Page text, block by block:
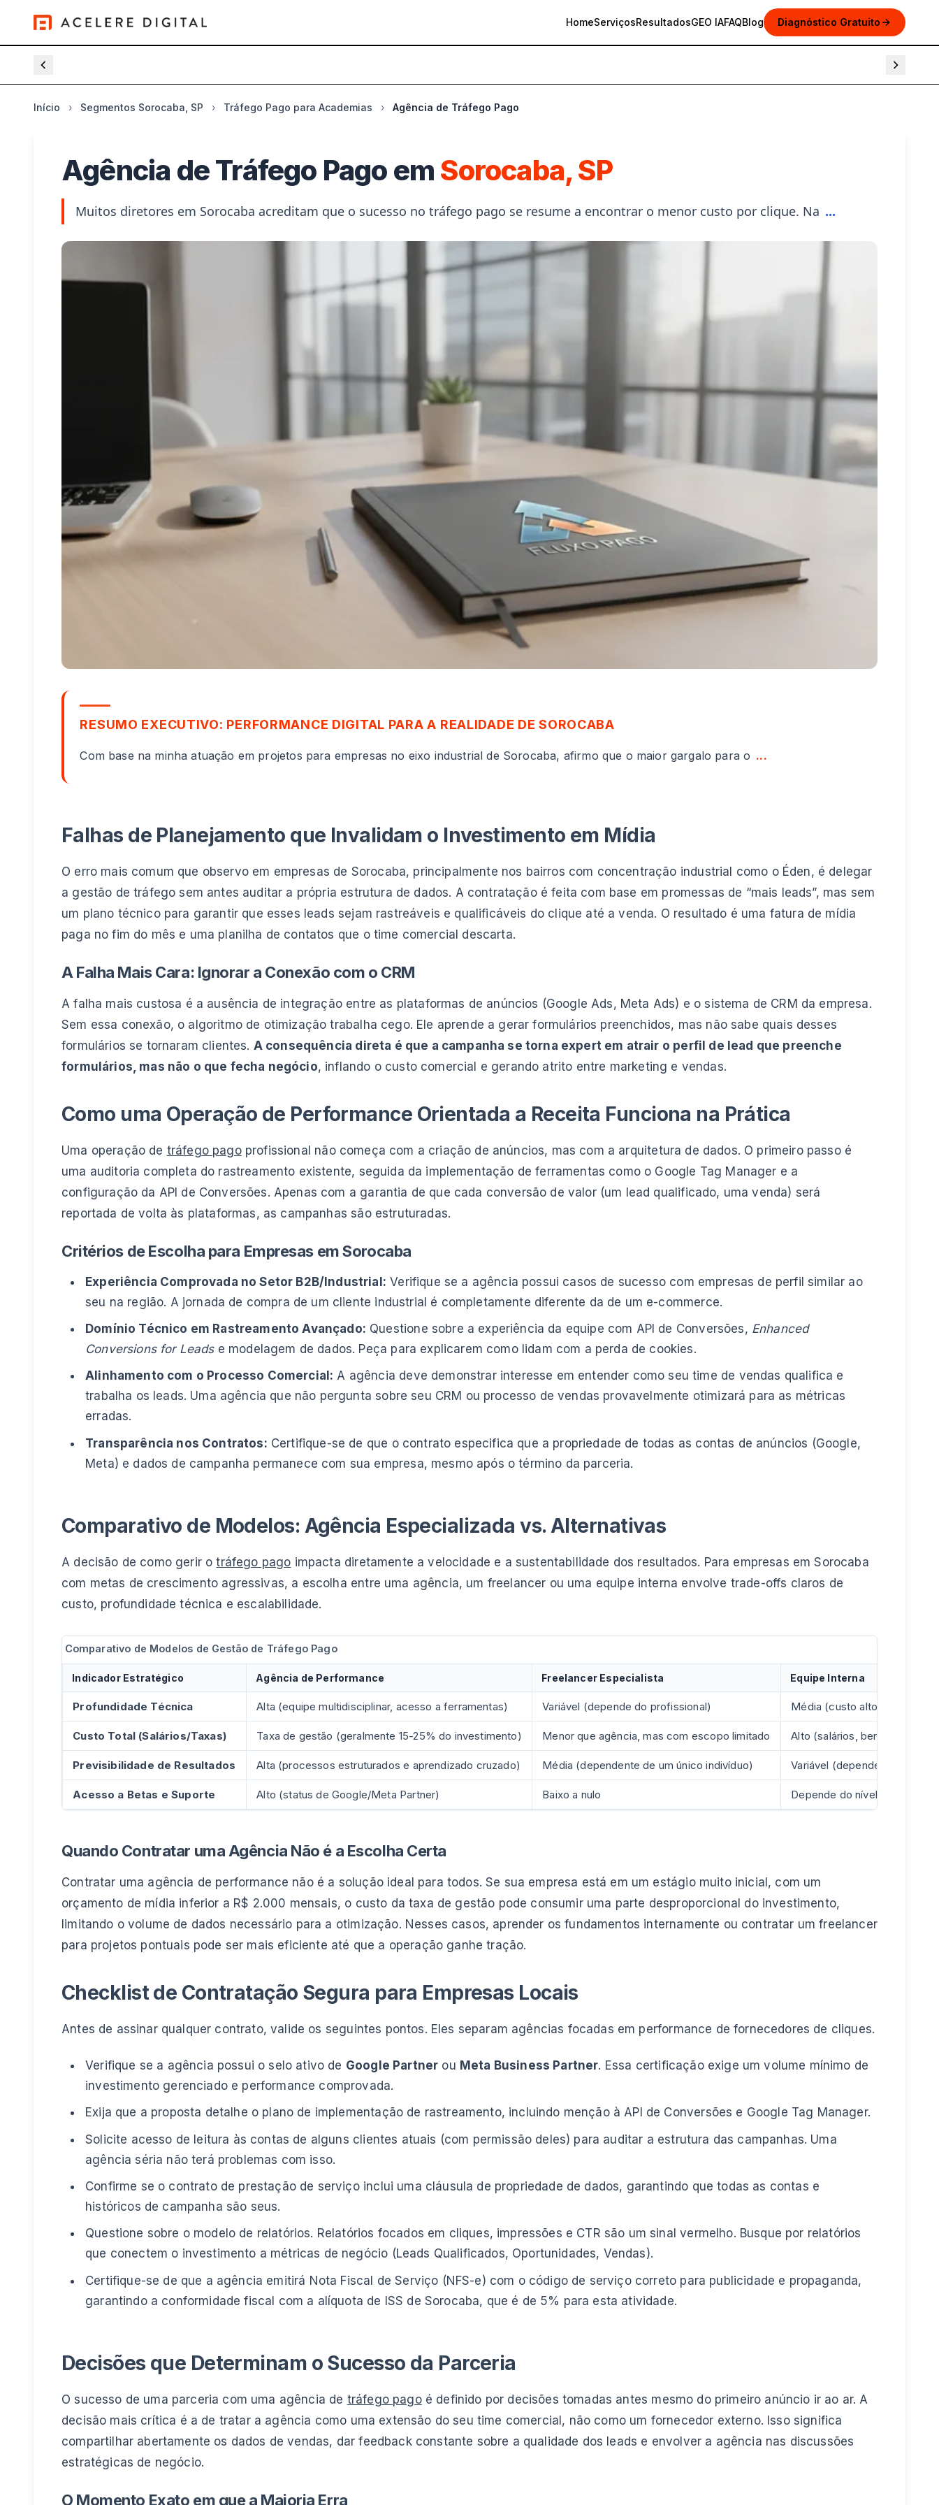
HomeServiçosResultadosGEO IAFAQBlog Diagnóstico Gratuito
Início › Segmentos Sorocaba, SP › Tráfego Pago para Academias › Agência de Tráfego Pago
Agência de Tráfego Pago em Sorocaba, SP
Muitos diretores em Sorocaba acreditam que o sucesso no tráfego pago se resume a encontrar o menor custo por clique. Na ...
RESUMO EXECUTIVO: PERFORMANCE DIGITAL PARA A REALIDADE DE SOROCABA
Com base na minha atuação em projetos para empresas no eixo industrial de Sorocaba, afirmo que o maior gargalo para o ...
Falhas de Planejamento que Invalidam o Investimento em Mídia
O erro mais comum que observo em empresas de Sorocaba, principalmente nos bairros com concentração industrial como o Éden, é delegar
a gestão de tráfego sem antes auditar a própria estrutura de dados. A contratação é feita com base em promessas de “mais leads”, mas sem
um plano técnico para garantir que esses leads sejam rastreáveis e qualificáveis do clique até a venda. O resultado é uma fatura de mídia
paga no fim do mês e uma planilha de contatos que o time comercial descarta.
A Falha Mais Cara: Ignorar a Conexão com o CRM
A falha mais custosa é a ausência de integração entre as plataformas de anúncios (Google Ads, Meta Ads) e o sistema de CRM da empresa.
Sem essa conexão, o algoritmo de otimização trabalha cego. Ele aprende a gerar formulários preenchidos, mas não sabe quais desses
formulários se tornaram clientes. A consequência direta é que a campanha se torna expert em atrair o perfil de lead que preenche
formulários, mas não o que fecha negócio, inflando o custo comercial e gerando atrito entre marketing e vendas.
Como uma Operação de Performance Orientada a Receita Funciona na Prática
Uma operação de tráfego pagoprofissional não começa com a criação de anúncios, mas com a arquitetura de dados. O primeiro passo é
uma auditoria completa do rastreamento existente, seguida da implementação de ferramentas como o Google Tag Manager e a
configuração da API de Conversões. Apenas com a garantia de que cada conversão de valor (um lead qualificado, uma venda) será
reportada de volta às plataformas, as campanhas são estruturadas.
Critérios de Escolha para Empresas em Sorocaba
Experiência Comprovada no Setor B2B/Industrial: Verifique se a agência possui casos de sucesso com empresas de perfil similar ao
seu na região. A jornada de compra de um cliente industrial é completamente diferente da de um e-commerce.
Domínio Técnico em Rastreamento Avançado: Questione sobre a experiência da equipe com API de Conversões, Enhanced
Conversions for Leadse modelagem de dados. Peça para explicarem como lidam com a perda de cookies.
Alinhamento com o Processo Comercial: A agência deve demonstrar interesse em entender como seu time de vendas qualifica e
trabalha os leads. Uma agência que não pergunta sobre seu CRM ou processo de vendas provavelmente otimizará para as métricas
erradas.
Transparência nos Contratos: Certifique-se de que o contrato especifica que a propriedade de todas as contas de anúncios (Google,
Meta) e dados de campanha permanece com sua empresa, mesmo após o término da parceria.
Comparativo de Modelos: Agência Especializada vs. Alternativas
A decisão de como gerir otráfego pago impacta diretamente a velocidade e a sustentabilidade dos resultados. Para empresas em Sorocaba
com metas de crescimento agressivas, a escolha entre uma agência, um freelancer ou uma equipe interna envolve trade-offs claros de
custo, profundidade técnica e escalabilidade.
Comparativo de Modelos de Gestão de Tráfego Pago
Indicador Estratégico Agência de Performance Freelancer Especialista Equipe Interna
Profundidade Técnica Alta (equipe multidisciplinar, acesso a ferramentas) Variável (depende do profissional) Média (custo alto para
Custo Total (Salários/Taxas) Taxa de gestão (geralmente 15-25% do investimento) Menor que agência, mas com escopo limitado Alto (salários, benefícios,
Previsibilidade de Resultados Alta (processos estruturados e aprendizado cruzado) Média (dependente de um único indivíduo) Variável (depende da
Acesso a Betas e Suporte Alto (status de Google/Meta Partner) Baixo a nulo Depende do nível de
Quando Contratar uma Agência Não é a Escolha Certa
Contratar uma agência de performance não é a solução ideal para todos. Se sua empresa está em um estágio muito inicial, com um
orçamento de mídia inferior a R$ 2.000 mensais, o custo da taxa de gestão pode consumir uma parte desproporcional do investimento,
limitando o volume de dados necessário para a otimização. Nesses casos, aprender os fundamentos internamente ou contratar um freelancer
para projetos pontuais pode ser mais eficiente até que a operação ganhe tração.
Checklist de Contratação Segura para Empresas Locais
Antes de assinar qualquer contrato, valide os seguintes pontos. Eles separam agências focadas em performance de fornecedores de cliques.
Verifique se a agência possui o selo ativo de Google Partner ou Meta Business Partner. Essa certificação exige um volume mínimo de
investimento gerenciado e performance comprovada.
Exija que a proposta detalhe o plano de implementação de rastreamento, incluindo menção à API de Conversões e Google Tag Manager.
Solicite acesso de leitura às contas de alguns clientes atuais (com permissão deles) para auditar a estrutura das campanhas. Uma
agência séria não terá problemas com isso.
Confirme se o contrato de prestação de serviço inclui uma cláusula de propriedade de dados, garantindo que todas as contas e
históricos de campanha são seus.
Questione sobre o modelo de relatórios. Relatórios focados em cliques, impressões e CTR são um sinal vermelho. Busque por relatórios
que conectem o investimento a métricas de negócio (Leads Qualificados, Oportunidades, Vendas).
Certifique-se de que a agência emitirá Nota Fiscal de Serviço (NFS-e) com o código de serviço correto para publicidade e propaganda,
garantindo a conformidade fiscal com a alíquota de ISS de Sorocaba, que é de 5% para esta atividade.
Decisões que Determinam o Sucesso da Parceria
O sucesso de uma parceria com uma agência de tráfego pagoé definido por decisões tomadas antes mesmo do primeiro anúncio ir ao ar. A
decisão mais crítica é a de tratar a agência como uma extensão do seu time comercial, não como um fornecedor externo. Isso significa
compartilhar abertamente os dados de vendas, dar feedback constante sobre a qualidade dos leads e envolver a agência nas discussões
estratégicas de negócio.
O Momento Exato em que a Maioria Erra